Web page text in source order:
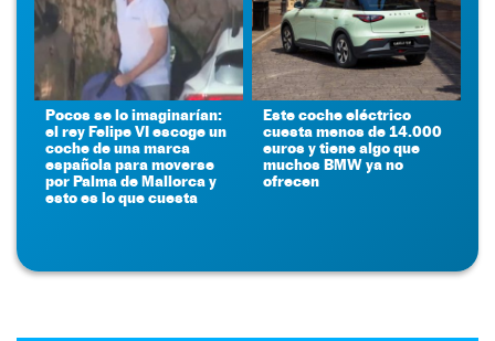
Pocos se lo imaginarían:
el rey Felipe VI escoge un
coche de una marca
española para moverse
por Palma de Mallorca y
esto es lo que cuesta
Este coche eléctrico
cuesta menos de 14.000
euros y tiene algo que
muchos BMW ya no
ofrecen